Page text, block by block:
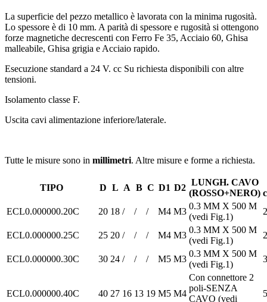
La superficie del pezzo metallico è lavorata con la minima rugosità.
Lo spessore è di 10 mm. A parità di spessore e rugosità si ottengono
forze magnetiche decrescenti con Ferro Fe 35, Acciaio 60, Ghisa
malleabile, Ghisa grigia e Acciaio rapido.
Esecuzione standard a 24 V. cc Su richiesta disponibili con altre
tensioni.
Isolamento classe F.
Uscita cavi alimentazione inferiore/laterale.
Tutte le misure sono in millimetri. Altre misure e forme a richiesta.
TIPO D L A B C D1 D2
LUNGH. CAVO
(ROSSO+NERO)
ECL0.000000.20C
20 18 / / / M4 M3
0.3 MM X 500 M
(vedi Fig.1)
ECL0.000000.25C 25 20 / / / M4 M3
0.3 MM X 500 M
(vedi Fig.1)
ECL0.000000.30C 30 24 / / / M5 M3
0.3 MM X 500 M
(vedi Fig.1)
ECL0.000000.40C 40 27 16 13 19 M5 M4
Con connettore 2
poli-SENZA
CAVO (vedi